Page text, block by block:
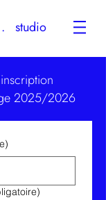
studio
2025/2026